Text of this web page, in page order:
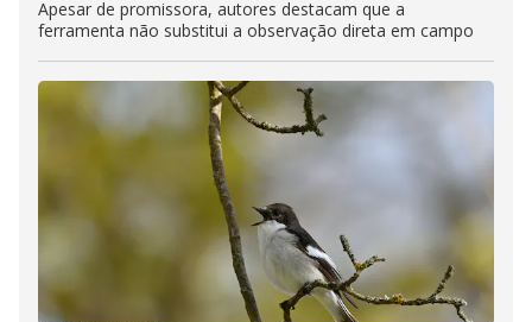
Apesar de promissora, autores destacam que a
ferramenta não substitui a observação direta em campo